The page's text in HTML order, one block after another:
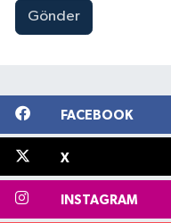
Gönder
FACEBOOK
X
INSTAGRAM